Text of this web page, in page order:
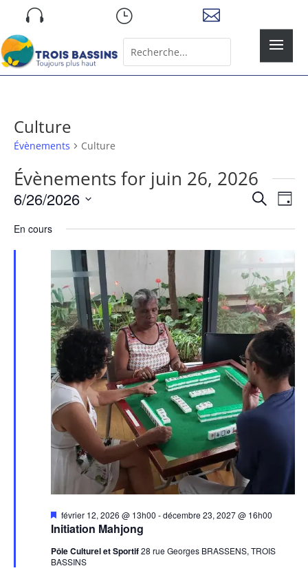
 } 
for...
Culture
Évènements Culture
Évènements for juin 26, 2026
de
vues
Recherche
de
Jour
6/26/2026
une
date.
En cours
Initiation Mahjong
Mis
en
avant
février 12, 2026 @ 13h00 -décembre 23, 2027 @ 16h00
Pôle Culturel et Sportif28 rue Georges BRASSENS, TROIS
BASSINS